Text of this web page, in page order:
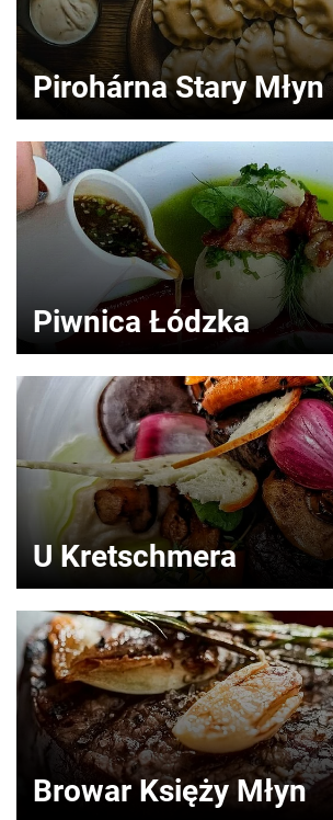
Pirohárna Stary Młyn
Piwnica Łódzka
U Kretschmera
Browar Księży Młyn